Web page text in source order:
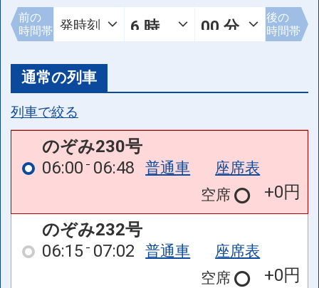
前の
時間帯
後の
時間帯
通常の列車
列車で絞る
のぞみ230号
06:00 06:48 普通車
座席表
空席
+0円
のぞみ232号
06:15 07:02 普通車
座席表
空席
+0円